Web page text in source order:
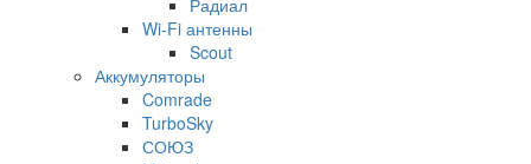
Wi-Fi антенны
Scout
Аккумуляторы
Comrade
TurboSky
СОЮЗ